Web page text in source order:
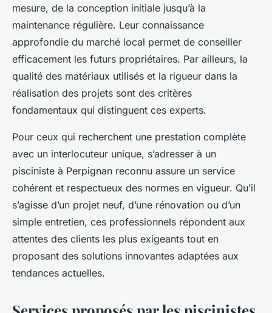
mesure, de la conception initiale jusqu’à la
maintenance régulière. Leur connaissance
approfondie du marché local permet de conseiller
efficacement les futurs propriétaires. Par ailleurs, la
qualité des matériaux utilisés et la rigueur dans la
réalisation des projets sont des critères
fondamentaux qui distinguent ces experts.
Pour ceux qui recherchent une prestation complète
avec un interlocuteur unique, s’adresser à un
pisciniste à Perpignan reconnu assure un service
cohérent et respectueux des normes en vigueur. Qu’il
s’agisse d’un projet neuf, d’une rénovation ou d’un
simple entretien, ces professionnels répondent aux
attentes des clients les plus exigeants tout en
proposant des solutions innovantes adaptées aux
tendances actuelles.